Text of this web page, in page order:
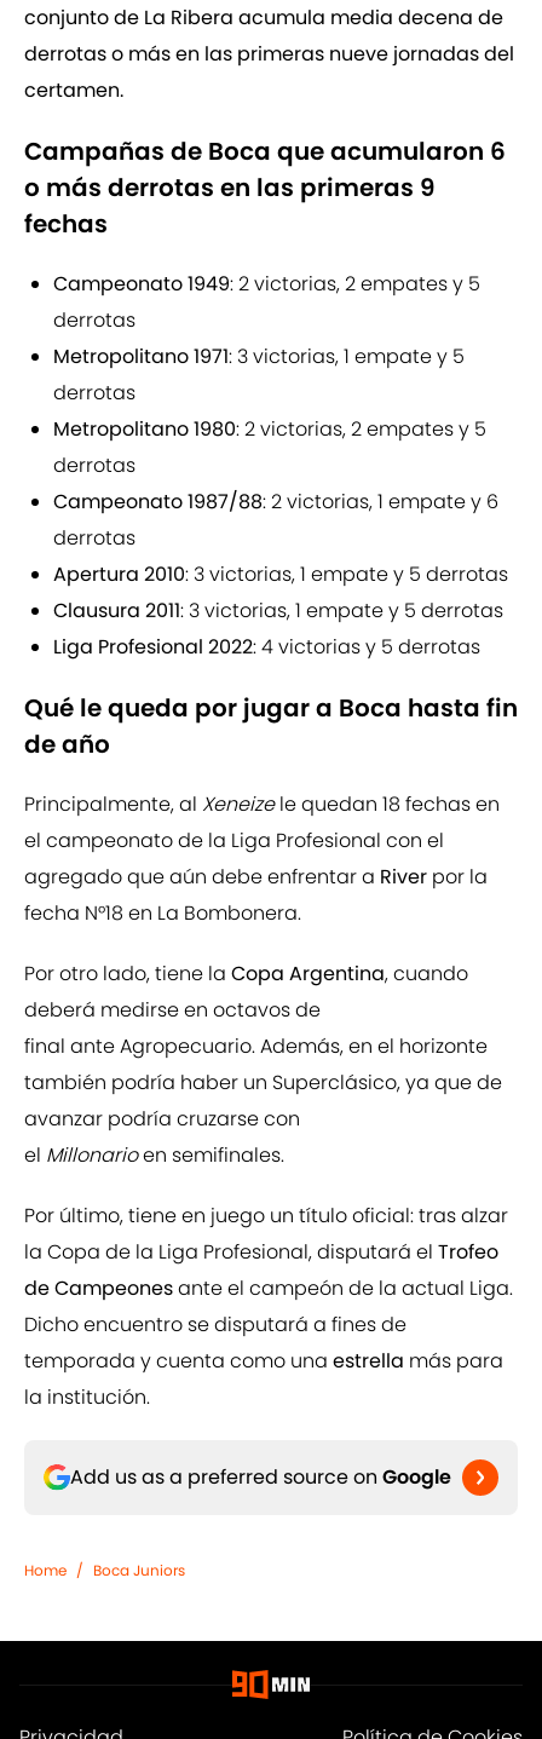
conjunto de La Ribera acumula media decena de
derrotas o más en las primeras nueve jornadas del
certamen.
Campañas de Boca que acumularon 6
o más derrotas en las primeras 9
fechas
Campeonato 1949: 2 victorias, 2 empates y 5
derrotas
Metropolitano 1971: 3 victorias, 1 empate y 5
derrotas
Metropolitano 1980: 2 victorias, 2 empates y 5
derrotas
Campeonato 1987/88: 2 victorias, 1 empate y 6
derrotas
Apertura 2010: 3 victorias, 1 empate y 5 derrotas
Clausura 2011: 3 victorias, 1 empate y 5 derrotas
Liga Profesional 2022: 4 victorias y 5 derrotas
Qué le queda por jugar a Boca hasta fin
de año
Principalmente, al Xeneizele quedan 18 fechas en
el campeonato de la Liga Profesional con el
agregado que aún debe enfrentar a River por la
fecha N°18 en La Bombonera.
Por otro lado, tiene la Copa Argentina, cuando
deberá medirse en octavos de
final ante Agropecuario. Además, en el horizonte
también podría haber un Superclásico, ya que de
avanzar podría cruzarse con
el Millonarioen semifinales.
Por último, tiene en juego un título oficial: tras alzar
la Copa de la Liga Profesional, disputará el Trofeo
de Campeonesante el campeón de la actual Liga.
Dicho encuentro se disputará a fines de
temporada y cuenta como una estrella más para
la institución.
Add us as a preferred source on Google
Home / Boca Juniors